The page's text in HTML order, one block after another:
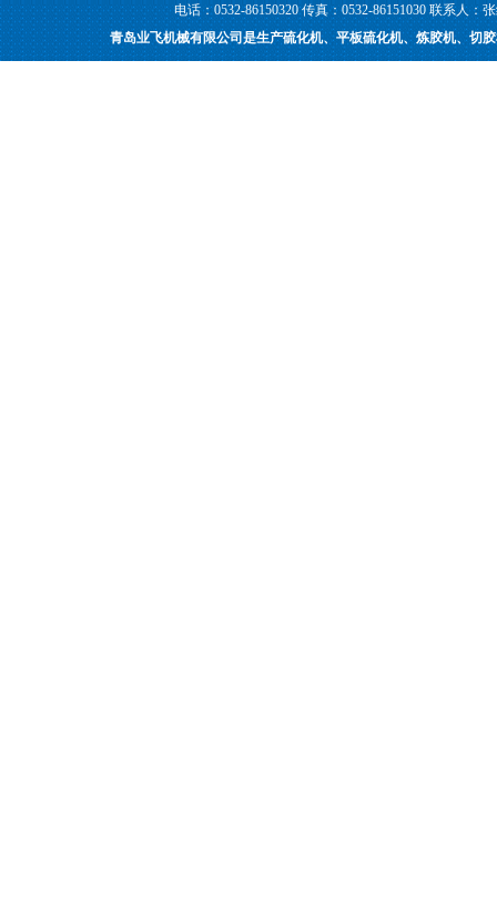
电话：0532-86150320 传真：0532-86151030 联系人
青岛业飞机械有限公司是生产硫化机、平板硫化机、炼胶机、切